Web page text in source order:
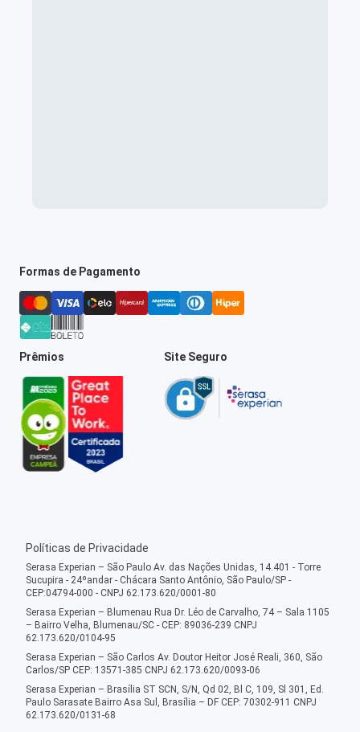
Formas de Pagamento
Prêmios Site Seguro
Políticas de Privacidade
Serasa Experian – São Paulo Av. das Nações Unidas, 14.401 - Torre
Sucupira - 24ºandar - Chácara Santo Antônio, São Paulo/SP -
CEP:04794-000 - CNPJ 62.173.620/0001-80
Serasa Experian – Blumenau Rua Dr. Léo de Carvalho, 74 – Sala 1105
– Bairro Velha, Blumenau/SC - CEP: 89036-239 CNPJ
62.173.620/0104-95
Serasa Experian – São Carlos Av. Doutor Heitor José Reali, 360, São
Carlos/SP CEP: 13571-385 CNPJ 62.173.620/0093-06
Serasa Experian – Brasília ST SCN, S/N, Qd 02, Bl C, 109, Sl 301, Ed.
Paulo Sarasate Bairro Asa Sul, Brasília – DF CEP: 70302-911 CNPJ
62.173.620/0131-68